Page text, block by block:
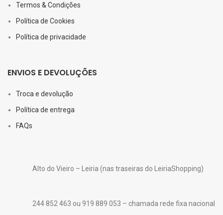
Termos & Condições
Política de Cookies
Política de privacidade
ENVIOS E DEVOLUÇÕES
Troca e devolução
Política de entrega
FAQs
Alto do Vieiro – Leiria (nas traseiras do LeiriaShopping)
244 852 463 ou 919 889 053 – chamada rede fixa nacional